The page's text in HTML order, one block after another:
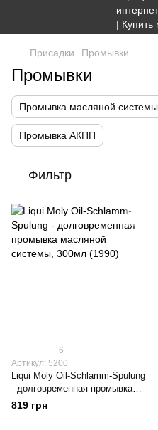
Присадки Промывки
Промывки
Промывка масляной системы
Промывка АКПП
Фильтр
6
Артикул: 5200
Liqui Moly Oil-Schlamm-Spulung
- долговременная промывка
масляной системы, 300мл
(1990)
819 грн